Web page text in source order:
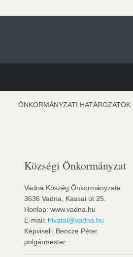
ÖNKORMÁNYZATI HATÁROZATOK
Községi Önkormányzat
Vadna Köszég Önkormányzata
3636 Vadna, Kassai út 25.
Honlap: www.vadna.hu
E-mail: hivatal@vadna.hu
Képviseli: Bencze Péter
polgármester